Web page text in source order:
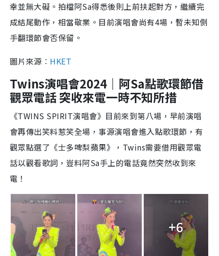
幸並無大礙。拍檔阿Sa得悉後則上前扶起對方，繼續完
成結尾動作，相當敬業。目前演唱會尚有4場，暫未知側
手翻環節會否保留。
圖片來源︰ HKET
Twins演唱會2024｜阿Sa點歌環節借
觀眾電話 突收來電一時不知所措
《TWINS SPIRIT演唱會》目前來到第八場，早前演唱
會再傳出笑料惹笑全場，事源演唱會進入點歌環節，有
觀眾點選了《士多啤梨蘋果》，Twins需要借用觀眾電
話以觀看歌詞，豈料阿Sa手上的電話竟然突然收到來
電！
+6